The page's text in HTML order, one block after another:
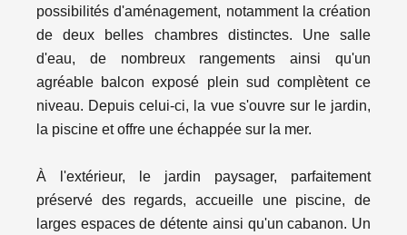
possibilités d'aménagement, notamment la création
de deux belles chambres distinctes. Une salle
d'eau, de nombreux rangements ainsi qu'un
agréable balcon exposé plein sud complètent ce
niveau. Depuis celui-ci, la vue s'ouvre sur le jardin,
la piscine et offre une échappée sur la mer.
À l'extérieur, le jardin paysager, parfaitement
préservé des regards, accueille une piscine, de
larges espaces de détente ainsi qu'un cabanon. Un